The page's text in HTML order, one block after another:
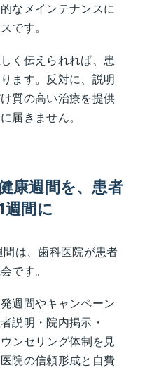
なメインテナンスに
です。
く伝えられれば、患
ます。反対に、説明
質の高い治療を提供
届きません。
康週間を、患者
週間に
は、歯科医院が患者
です。
週間やキャンペーン
説明・院内掲示・
ンセリング体制を見
院の信頼形成と自費